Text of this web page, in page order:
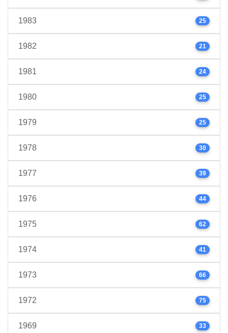
1983 25
1982 21
1981 24
1980 25
1979 25
1978 30
1977 39
1976 44
1975 62
1974 41
1973 66
1972 75
1969 33